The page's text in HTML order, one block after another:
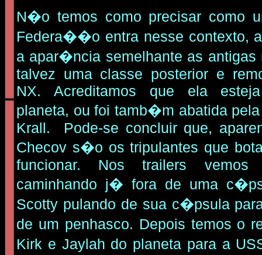
N�o temos como precisar como
Federa��o entra nesse contexto,
a apar�ncia semelhante as antigas
talvez uma classe posterior e
NX. Acreditamos que ela
planeta, ou foi tamb�m abatida
Krall. Pode-se concluir que,
Checov s�o os tripulantes que
funcionar. Nos trailers vemos
caminhando j� fora de uma
Scotty pulando de sua c�psula
de um penhasco. Depois temos o
Kirk e Jaylah do planeta para a